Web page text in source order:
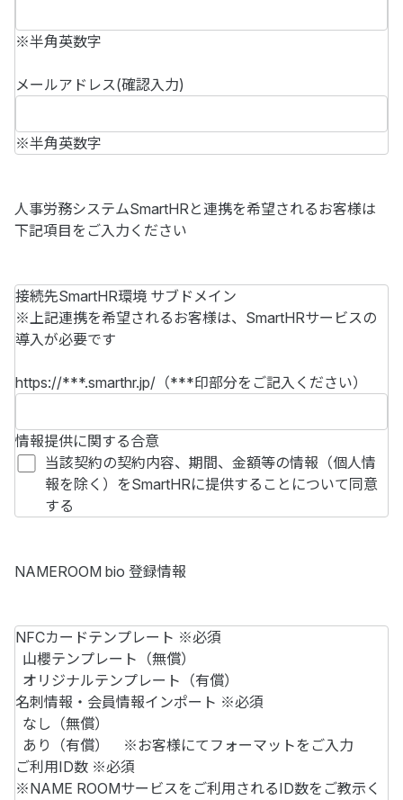
※半角英数字
メールアドレス(確認入力)
※半角英数字
人事労務システムSmartHRと連携を希望されるお客様は
下記項目をご入力ください
接続先SmartHR環境 サブドメイン
※上記連携を希望されるお客様は、SmartHRサービスの
導入が必要です
https://***.smarthr.jp/（***印部分をご記入ください）
情報提供に関する合意
当該契約の契約内容、期間、金額等の情報（個人情
報を除く）をSmartHRに提供することについて同意
する
NAMEROOM bio 登録情報
NFCカードテンプレート ※必須
山櫻テンプレート（無償）
オリジナルテンプレート（有償）
名刺情報・会員情報インポート ※必須
なし（無償）
あり（有償） ※お客様にてフォーマットをご入力
ご利用ID数 ※必須
※NAME ROOMサービスをご利用されるID数をご教示く